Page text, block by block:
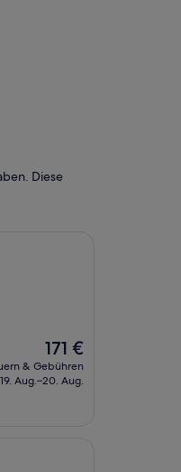
Diese
Der
Preis
beträgt
171 €
& Gebühren
19. Aug.–20. Aug.